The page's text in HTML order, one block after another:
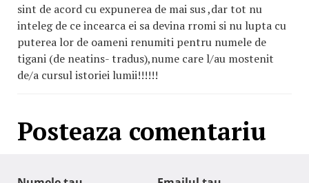
sint de acord cu expunerea de mai sus ,dar tot nu
inteleg de ce incearca ei sa devina rromi si nu lupta cu
puterea lor de oameni renumiti pentru numele de
tigani (de neatins- tradus),nume care l/au mostenit
de/a cursul istoriei lumii!!!!!!
Posteaza comentariu